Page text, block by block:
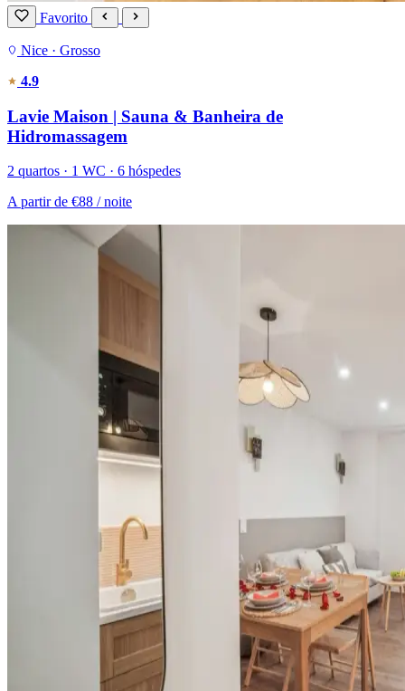
Favorito
Nice · Grosso
4.9
Lavie Maison | Sauna & Banheira de
Hidromassagem
2 quartos · 1 WC · 6 hóspedes
A partir de €88 / noite